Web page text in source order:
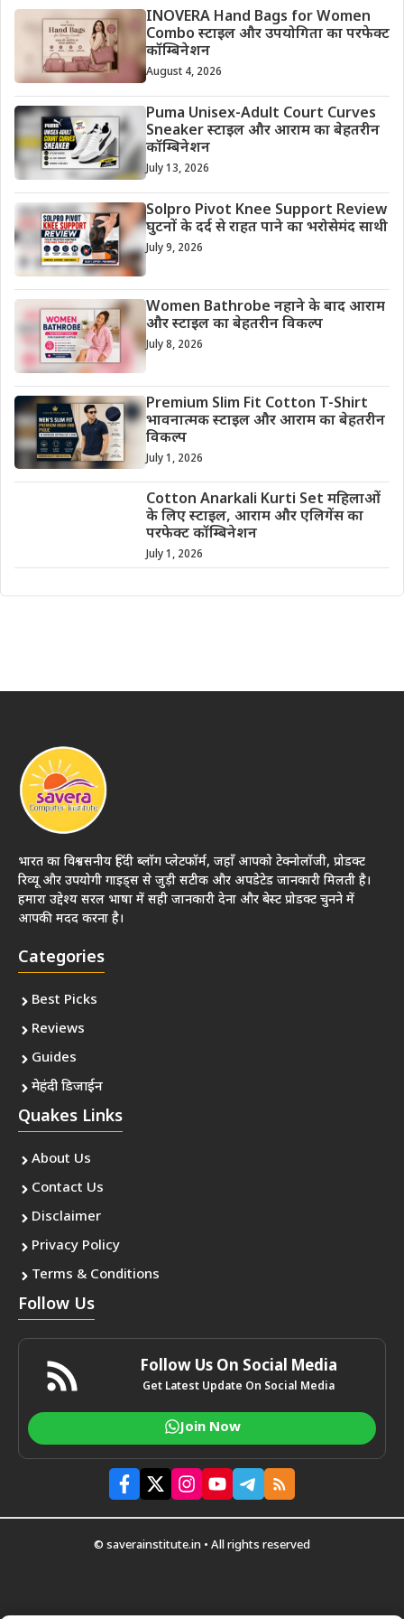
INOVERA Hand Bags for Women
Combo स्टाइल और उपयोगिता का परफेक्ट
कॉम्बिनेशन
August 4, 2026
Puma Unisex-Adult Court Curves
Sneaker स्टाइल और आराम का बेहतरीन
कॉम्बिनेशन
July 13, 2026
Solpro Pivot Knee Support Review
घुटनों के दर्द से राहत पाने का भरोसेमंद साथी
July 9, 2026
Women Bathrobe नहाने के बाद आराम
और स्टाइल का बेहतरीन विकल्प
July 8, 2026
Premium Slim Fit Cotton T-Shirt
भावनात्मक स्टाइल और आराम का बेहतरीन
विकल्प
July 1, 2026
Cotton Anarkali Kurti Set महिलाओं
के लिए स्टाइल, आराम और एलिगेंस का
परफेक्ट कॉम्बिनेशन
July 1, 2026
भारत का विश्वसनीय हिंदी ब्लॉग प्लेटफॉर्म, जहाँ आपको टेक्नोलॉजी, प्रोडक्ट
रिव्यू और उपयोगी गाइड्स से जुड़ी सटीक और अपडेटेड जानकारी मिलती है।
हमारा उद्देश्य सरल भाषा में सही जानकारी देना और बेस्ट प्रोडक्ट चुनने में
आपकी मदद करना है।
Categories
Best Picks
Reviews
Guides
मेहंदी डिजाईन
Quakes Links
About Us
Contact Us
Disclaimer
Privacy Policy
Terms & Conditions
Follow Us
Follow Us On Social Media
Get Latest Update On Social Media
Join Now
© saverainstitute.in • All rights reserved